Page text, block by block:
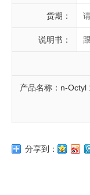
货期：
说明书：
产品名称：n-
分享到：